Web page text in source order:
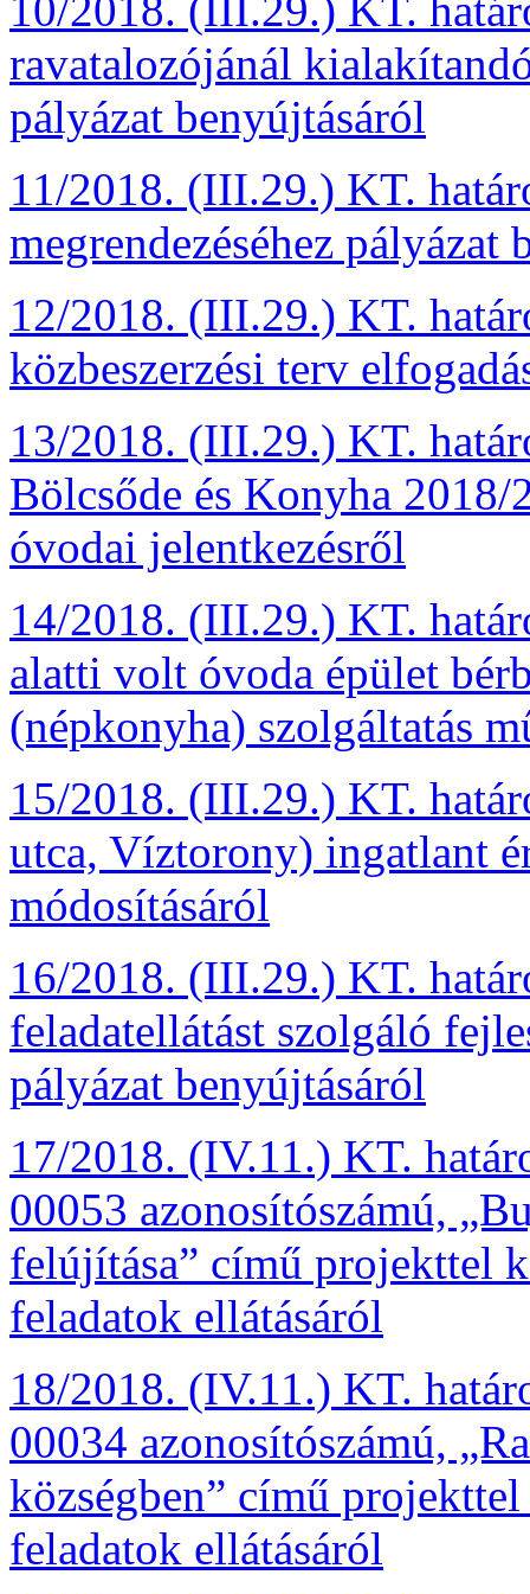
10/2018. (III.29.) KT.
ravatalozójánál
pályázat benyújtásáról
11/2018. (III.29.) KT.
megrendezéséhez pályázat
12/2018. (III.29.) KT.
közbeszerzési terv
13/2018. (III.29.) KT.
Bölcsőde és Konyha
óvodai jelentkezésről
14/2018. (III.29.) KT.
alatti volt óvoda épület
(népkonyha) szolgáltatás
15/2018. (III.29.) KT.
utca, Víztorony) ingatlant
módosításáról
16/2018. (III.29.) KT.
feladatellátást szolgáló
pályázat benyújtásáról
17/2018. (IV.11.) KT.
00053 azonosítószámú,
felújítása” című projekttel
feladatok ellátásáról
18/2018. (IV.11.) KT.
00034 azonosítószámú,
községben” című
feladatok ellátásáról